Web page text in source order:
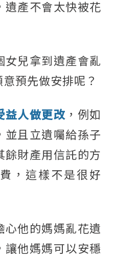
遺產不會太快被花
女兒拿到遺產會亂
預先做安排呢？
益人做更改 ，例如
且立遺囑給孫子
財產用信託的方
，這樣不是很好
他的媽媽亂花遺
讓他媽媽可以安穩